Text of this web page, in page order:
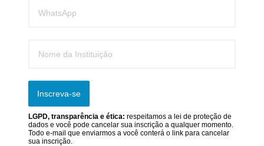
Inscreva-se
LGPD, transparência e ética: respeitamos a lei de proteção de
dados e você pode cancelar sua inscrição a qualquer momento.
Todo e-mail que enviarmos a você conterá o link para cancelar
sua inscrição.